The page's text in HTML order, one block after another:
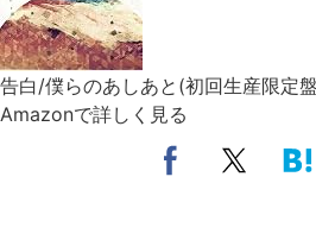
告白/僕らのあしあと(初回生産限定
Amazonで詳しく見る